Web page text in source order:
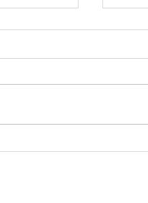
研究所が
コスト重視